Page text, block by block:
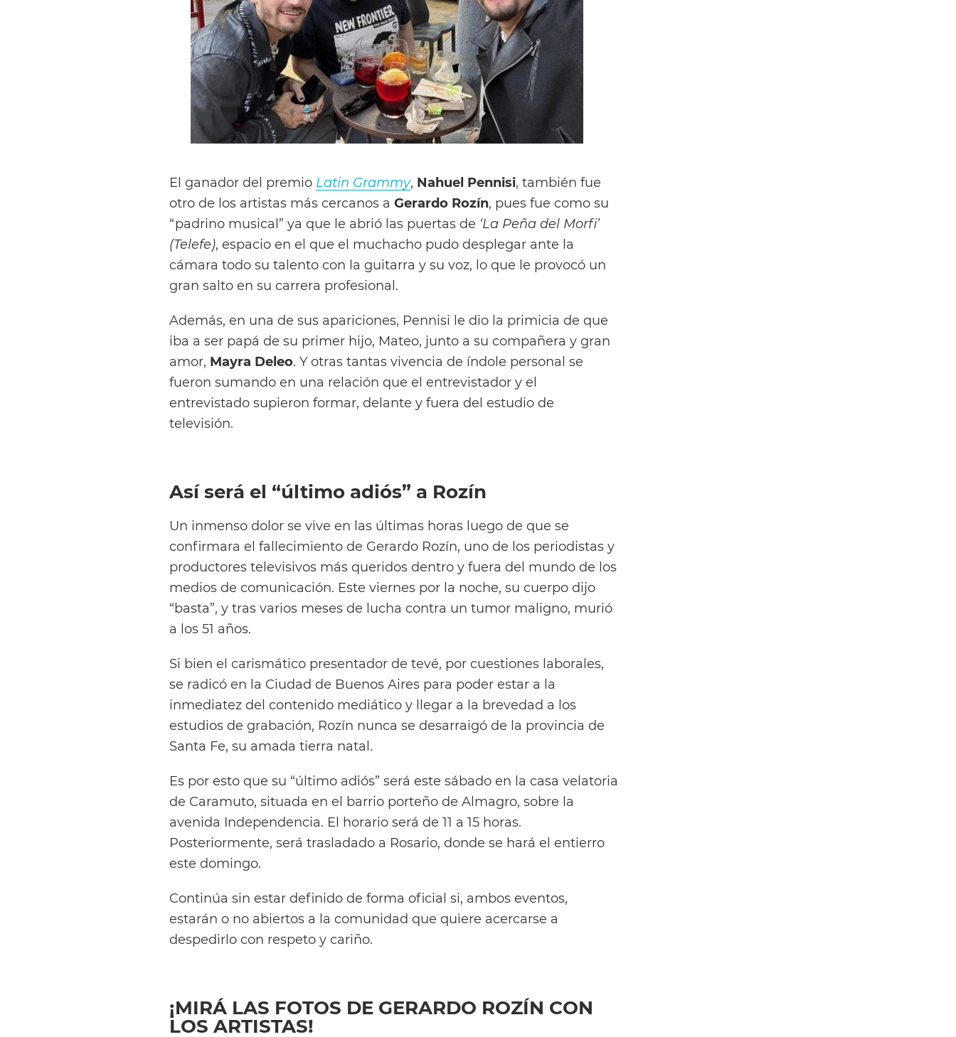
El ganador del premio Latin Grammy, Nahuel Pennisi, también fue
otro de los artistas más cercanos a Gerardo Rozín, pues fue como su
“padrino musical” ya que le abrió las puertas de ‘La Peña del Morfi’
(Telefe), espacio en el que el muchacho pudo desplegar ante la
cámara todo su talento con la guitarra y su voz, lo que le provocó un
gran salto en su carrera profesional.
Además, en una de sus apariciones, Pennisi le dio la primicia de que
iba a ser papá de su primer hijo, Mateo, junto a su compañera y gran
amor, Mayra Deleo. Y otras tantas vivencia de índole personal se
fueron sumando en una relación que el entrevistador y el
entrevistado supieron formar, delante y fuera del estudio de
televisión.
Así será el “último adiós” a Rozín
Un inmenso dolor se vive en las últimas horas luego de que se
confirmara el fallecimiento de Gerardo Rozín, uno de los periodistas y
productores televisivos más queridos dentro y fuera del mundo de los
medios de comunicación. Este viernes por la noche, su cuerpo dijo
“basta”, y tras varios meses de lucha contra un tumor maligno, murió
a los 51 años.
Si bien el carismático presentador de tevé, por cuestiones laborales,
se radicó en la Ciudad de Buenos Aires para poder estar a la
inmediatez del contenido mediático y llegar a la brevedad a los
estudios de grabación, Rozín nunca se desarraigó de la provincia de
Santa Fe, su amada tierra natal.
Es por esto que su “último adiós” será este sábado en la casa velatoria
de Caramuto, situada en el barrio porteño de Almagro, sobre la
avenida Independencia. El horario será de 11 a 15 horas.
Posteriormente, será trasladado a Rosario, donde se hará el entierro
este domingo.
Continúa sin estar definido de forma oficial si, ambos eventos,
estarán o no abiertos a la comunidad que quiere acercarse a
despedirlo con respeto y cariño.
¡MIRÁ LAS FOTOS DE GERARDO ROZÍN CON
LOS ARTISTAS!